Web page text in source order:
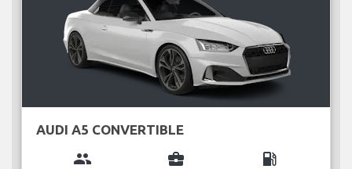
AUDI A5 CONVERTIBLE
group business_center local_gas_station